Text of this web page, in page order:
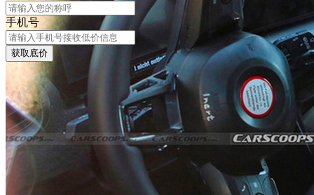
手机号
获取底价